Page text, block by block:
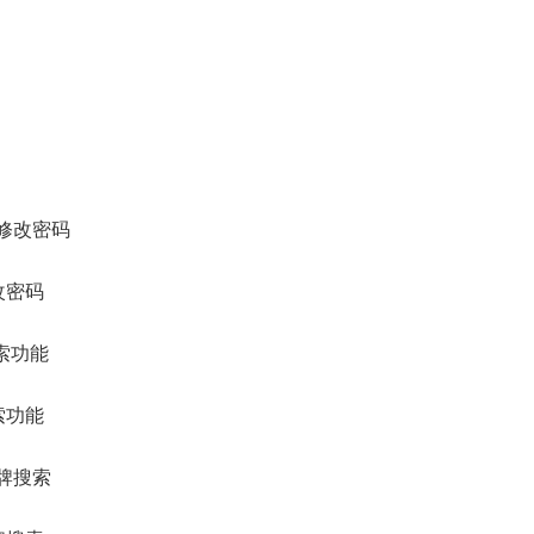
改密码
功能
搜索